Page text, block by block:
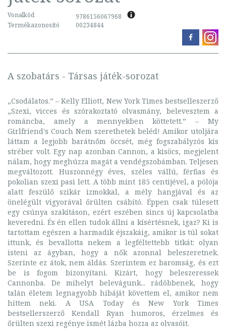
Vonalkód
9786156067968
Termékazonosító
00234844
A szobatárs - Társas játék-sorozat
„Csodálatos.” – Kelly Elliott, New York Times bestselleszerző
„Szexi, vicces és szórakoztató olvasmány, belevesztem a
románcba, amely a mennyekben köttetett.” – My
Girlfriend's Couch Nem szerethetek beléd! Amikor utoljára
láttam a legjobb barátnőm öccsét, még fogszabályzós kis
stréber volt. Egy nap azonban Cannon, a kisöcs, megjelent
nálam, hogy meghúzza magát a vendégszobámban. Teljesen
megváltozott. Huszonnégy éves, széles vállú, férfias és
pokolian szexi pasi lett. A több mint 185 centijével, a pólója
alatt feszülő szikár izmokkal, a mély hangjával és az
önelégült vigyorával őrülten csábító. Éppen csak túlesett
egy csúnya szakításon, ezért eszében sincs új kapcsolatba
keveredni. És én ellen tudok állni a kísértésnek, igaz? Ki is
tartottam egészen a harmadik éjszakáig, amikor is túl sokat
ittunk, és bevallotta nekem a legféltettebb titkát: olyan
isteni az ágyban, hogy a nők azonnal beleszeretnek.
Szerinte ez átok, nem áldás. Szerintem ez baromság, és ezt
be is fogom bizonyítani. Kizárt, hogy beleszeressek
Cannonba. De mihelyt belevágunk... rádöbbenek, hogy
talán életem legnagyobb hibáját követtem el, amikor nem
hittem neki. A USA Today és New York Times
bestsellerszerző Kendall Ryan humoros, érzelmes és
őrülten szexi regénye ismét lázba hozza az olvasóit.